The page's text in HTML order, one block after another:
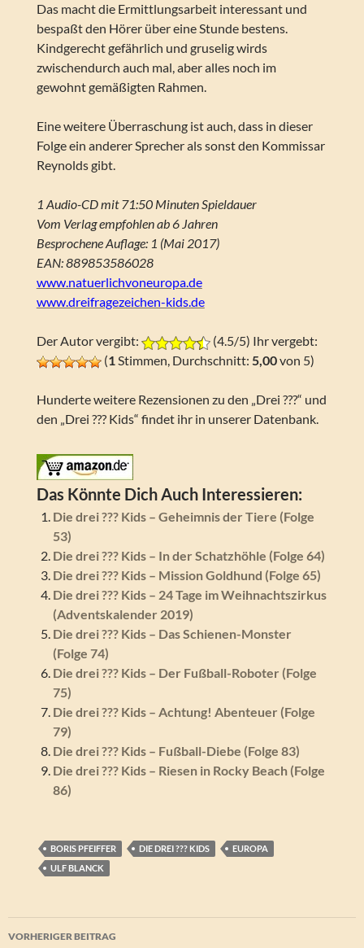
Das macht die Ermittlungsarbeit interessant und
bespaßt den Hörer über eine Stunde bestens.
Kindgerecht gefährlich und gruselig wirds
zwischendurch auch mal, aber alles noch im
gewohnt gemäßigten Rahmen.
Eine weitere Überraschung ist auch, dass in dieser
Folge ein anderer Sprecher als sonst den Kommissar
Reynolds gibt.
1 Audio-CD mit 71:50 Minuten Spieldauer
Vom Verlag empfohlen ab 6 Jahren
Besprochene Auflage: 1 (Mai 2017)
EAN: 889853586028
www.natuerlichvoneuropa.de
www.dreifragezeichen-kids.de
Der Autor vergibt:
(4.5/5) Ihr vergebt:
(1Stimmen, Durchschnitt: 5,00von 5)
Hunderte weitere Rezensionen zu den „Drei ???“ und
den „Drei ??? Kids“ findet ihr in unserer Datenbank.
Das Könnte Dich Auch Interessieren:
Die drei ??? Kids – Geheimnis der Tiere (Folge
53)
Die drei ??? Kids – In der Schatzhöhle (Folge 64)
Die drei ??? Kids – Mission Goldhund (Folge 65)
Die drei ??? Kids – 24 Tage im Weihnachtszirkus
(Adventskalender 2019)
Die drei ??? Kids – Das Schienen-Monster
(Folge 74)
Die drei ??? Kids – Der Fußball-Roboter (Folge
75)
Die drei ??? Kids – Achtung! Abenteuer (Folge
79)
Die drei ??? Kids – Fußball-Diebe (Folge 83)
Die drei ??? Kids – Riesen in Rocky Beach (Folge
86)
BORIS PFEIFFER DIE DREI ??? KIDS
EUROPA
ULF BLANCK
Beitragsnavigation
VORHERIGER BEITRAG